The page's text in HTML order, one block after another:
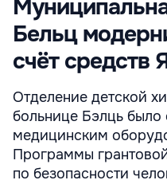
Бельц
счёт средств
Отделение детской
больнице Бэлць
медицинским
Программы
по безопасности